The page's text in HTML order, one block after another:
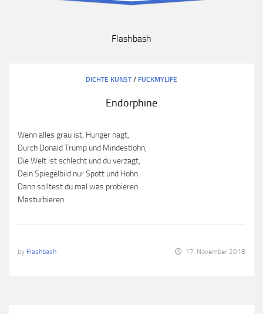
Flashbash
DICHTE KUNST/ FUCKMYLIFE
Endorphine
Wenn alles grau ist, Hunger nagt,
Durch Donald Trump und Mindestlohn,
Die Welt ist schlecht und du verzagt,
Dein Spiegelbild nur Spott und Hohn.
Dann solltest du mal was probieren:
Masturbieren
by Flashbash 17. November 2018